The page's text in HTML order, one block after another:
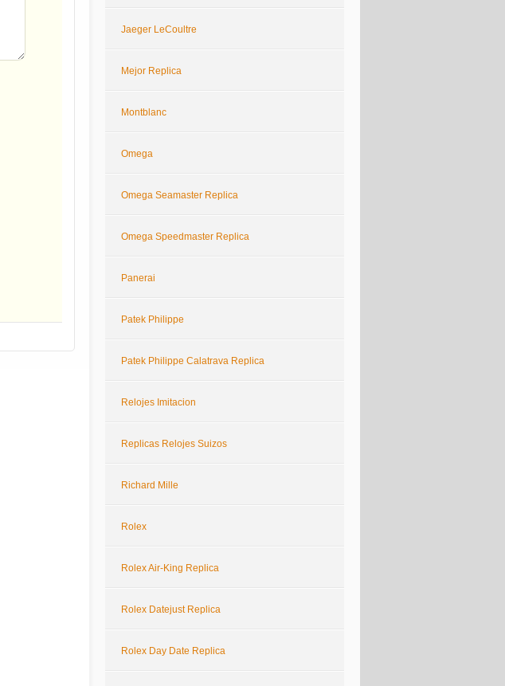
Jaeger LeCoultre
Mejor Replica
Montblanc
Omega
Omega Seamaster Replica
Omega Speedmaster Replica
Panerai
Patek Philippe
Patek Philippe Calatrava Replica
Relojes Imitacion
Replicas Relojes Suizos
Richard Mille
Rolex
Rolex Air-King Replica
Rolex Datejust Replica
Rolex Day Date Replica